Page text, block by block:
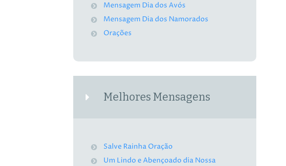
Mensagem Dia dos Avós
Mensagem Dia dos Namorados
Orações
Melhores Mensagens
Salve Rainha Oração
Um Lindo e Abençoado dia Nossa